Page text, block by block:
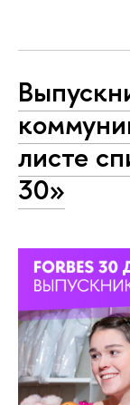
листе
30»